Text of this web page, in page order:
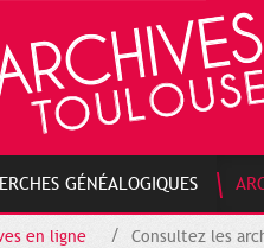
GÉNÉALOGIQUES
en ligne Consultez les